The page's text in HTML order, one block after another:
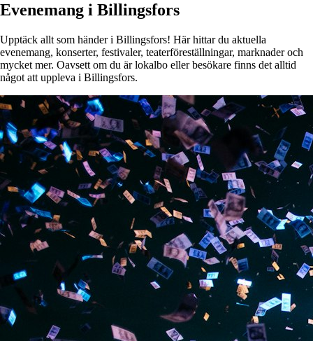
Evenemang i Billingsfors
Upptäck allt som händer i Billingsfors! Här hittar du aktuella
evenemang, konserter, festivaler, teaterföreställningar, marknader och
mycket mer. Oavsett om du är lokalbo eller besökare finns det alltid
något att uppleva i Billingsfors.